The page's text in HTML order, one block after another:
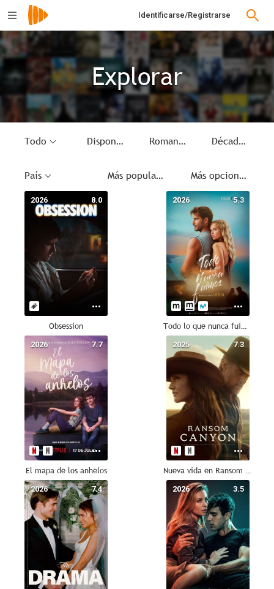
Identificarse/Registrarse
Explorar
Todo Disponible Romance Década
País Más populares Más opciones
8.0
2026
Obsession
5.3
2026
Todo lo que nunca fuimos
7.7
2026
El mapa de los anhelos
7.3
2025
Nueva vida en Ransom Canyon
7.4
2026 3.5
2026